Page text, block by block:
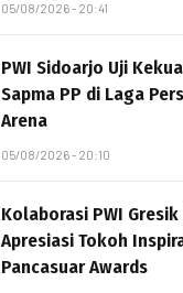
05/08/2026 - 20:41
PWI Sidoarjo Uji
Sapma PP di Laga
Arena
05/08/2026 - 20:10
Kolaborasi PWI Gresik
Apresiasi Tokoh
Pancasuar Awards